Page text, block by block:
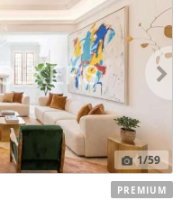
1/59
PREMIUM